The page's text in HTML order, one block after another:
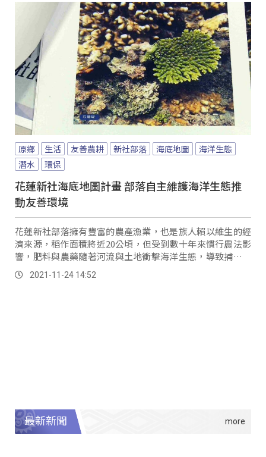
原鄉 生活 友善農耕 新社部落 海底地圖
海洋生態
潛水
環保
花蓮新社海底地圖計畫 部落自主維護海洋生態推
動友善環境
花蓮新社部落擁有豐富的農產漁業，也是族人賴以維生的經
濟來源，稻作面積將近20公頃，但受到數十年來慣行農法影
響，肥料與農藥隨著河流與土地衝擊海洋生態，導致捕獲的
魚跟龍蝦愈來愈少。
2021-11-24 14:52
最新新聞